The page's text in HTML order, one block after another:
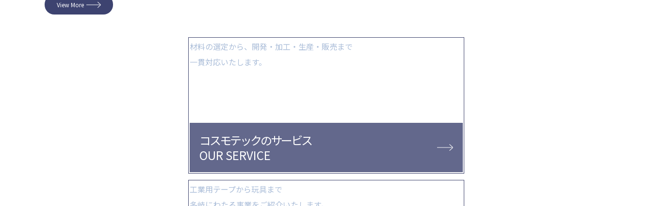
View More
コスモテックのサービス
OUR SERVICE
材料の選定から、 開発・加工・生産・販売まで
一貫対応いたします。
工業用テープから玩具まで